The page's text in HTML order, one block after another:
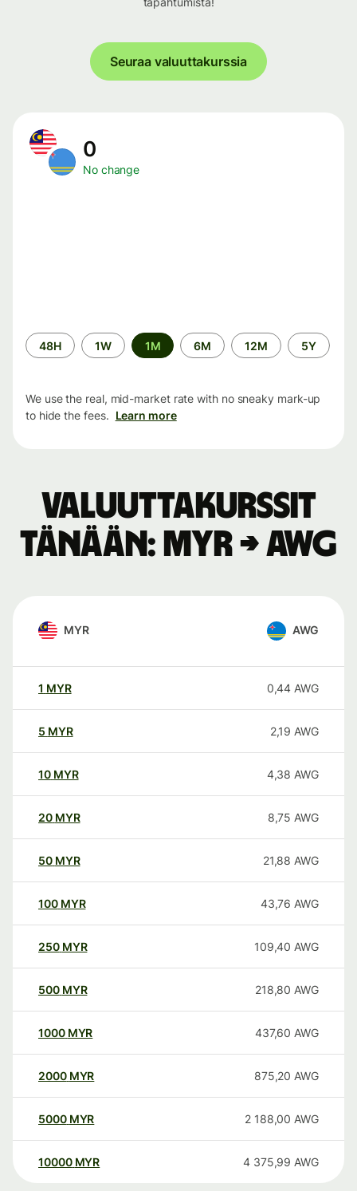
Seuraa valuuttakurssia
0
No change
Time
period
48H 1W 1M 6M 12M 5Y
We use the real, mid-market rate with no sneaky mark-up
to hide the fees. Learn more
Valuuttakurssit
tänään: MYR → AWG
MYR AWG
1 MYR 0,44 AWG
5 MYR 2,19 AWG
10 MYR 4,38 AWG
20 MYR 8,75 AWG
50 MYR 21,88 AWG
100 MYR 43,76 AWG
250 MYR 109,40 AWG
500 MYR 218,80 AWG
1000 MYR 437,60 AWG
2000 MYR 875,20 AWG
5000 MYR 2 188,00 AWG
10000 MYR 4 375,99 AWG